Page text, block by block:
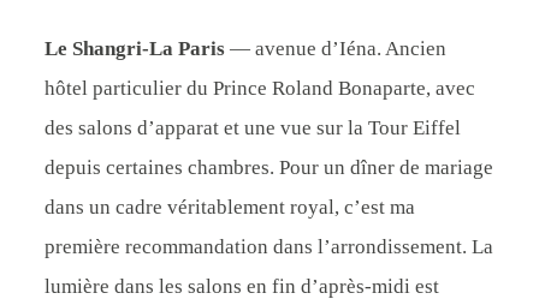
Le Shangri-La Paris — avenue d’Iéna. Ancien
hôtel particulier du Prince Roland Bonaparte, avec
des salons d’apparat et une vue sur la Tour Eiffel
depuis certaines chambres. Pour un dîner de mariage
dans un cadre véritablement royal, c’est ma
première recommandation dans l’arrondissement. La
lumière dans les salons en fin d’après-midi est